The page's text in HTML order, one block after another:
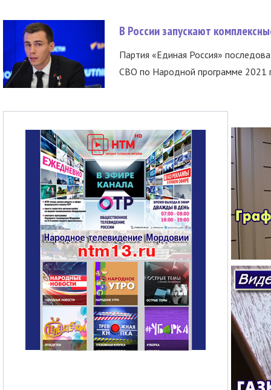
В России запускают
Партия «Единая Россия»
СВО по Народной программе 2021